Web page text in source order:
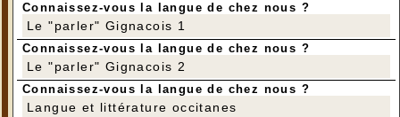
Connaissez-vous la langue de chez nous ?
Le "parler" Gignacois 1
Connaissez-vous la langue de chez nous ?
Le "parler" Gignacois 2
Connaissez-vous la langue de chez nous ?
Langue et littérature occitanes